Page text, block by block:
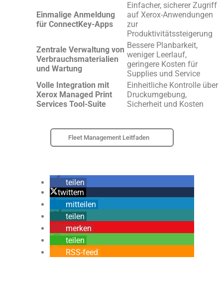
Einmalige Anmeldung
für ConnectKey-Apps
Einfacher, sicherer Zugriff
auf Xerox-Anwendungen
zur
Produktivitätssteigerung
Zentrale Verwaltung von
Verbrauchsmaterialien
und Wartung
Bessere Planbarkeit,
weniger Leerlauf,
geringere Kosten für
Supplies und Service
Volle Integration mit
Xerox Managed Print
Services Tool-Suite
Einheitliche Kontrolle über
Druckumgebung,
Sicherheit und Kosten
Fleet Management Leitfaden
teilen
twittern
mitteilen
teilen
merken
teilen
RSS-feed